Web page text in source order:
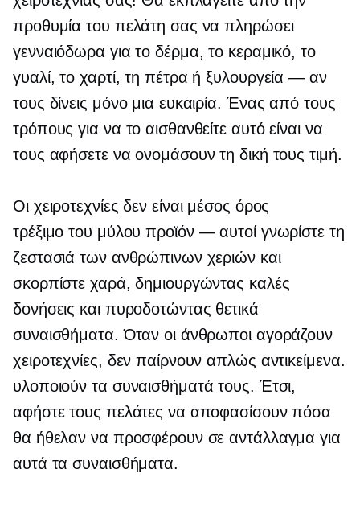
προθυμία του πελάτη σας να πληρώσει
γενναιόδωρα για το δέρμα, το κεραμικό, το
γυαλί, το χαρτί, τη πέτρα ήξυλουργεία — αν
τους δίνεις μόνο μια ευκαιρία. Ένας από τους
τρόπους για να το αισθανθείτε αυτό είναι να
τους αφήσετε να ονομάσουν τη δική τους τιμή.
Οι χειροτεχνίες δεν είναι μέσος όρος
τρέξιμο του μύλου προϊόν — αυτοίγνωρίστε τη
ζεστασιά των ανθρώπινων χεριών και
σκορπίστε χαρά, δημιουργώντας καλές
δονήσεις και πυροδοτώντας θετικά
συναισθήματα. Όταν οι άνθρωποι αγοράζουν
χειροτεχνίες, δεν παίρνουν απλώς αντικείμενα.
υλοποιούν τα συναισθήματά τους. Έτσι,
αφήστε τους πελάτες να αποφασίσουν πόσα
θα ήθελαν να προσφέρουν σε αντάλλαγμα για
αυτά τα συναισθήματα.